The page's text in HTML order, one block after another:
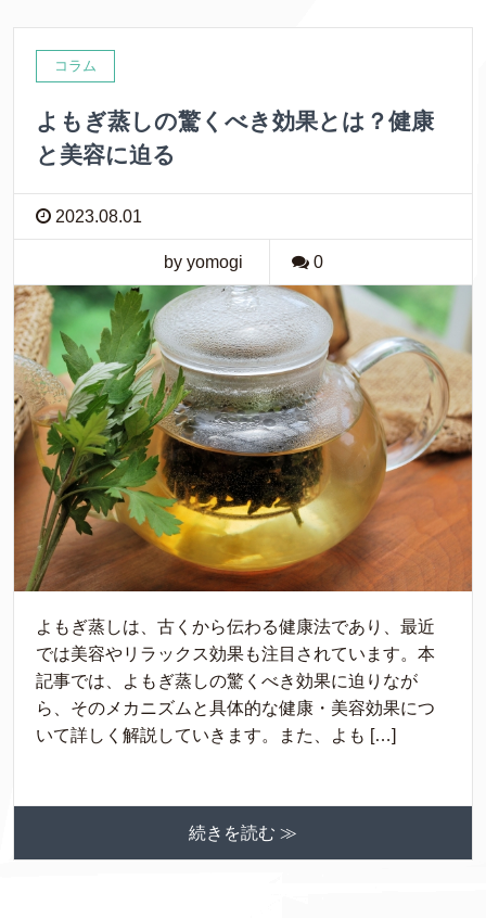
コラム
よもぎ蒸しの驚くべき効果とは？健康
と美容に迫る
2023.08.01
by yomogi 0
よもぎ蒸しは、古くから伝わる健康法であり、最近
では美容やリラックス効果も注目されています。本
記事では、よもぎ蒸しの驚くべき効果に迫りなが
ら、そのメカニズムと具体的な健康・美容効果につ
いて詳しく解説していきます。また、よも […]
続きを読む ≫